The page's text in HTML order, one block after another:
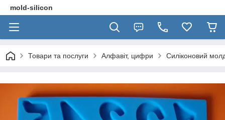
mold-silicon
Товари та послуги Алфавіт, цифри Силіконовий